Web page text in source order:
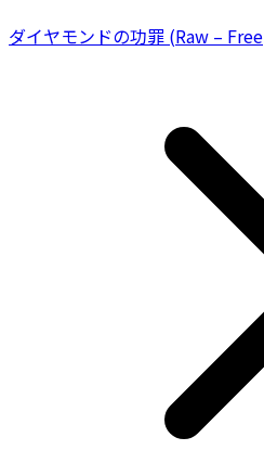
ダイヤモンドの功罪 (Raw – Free